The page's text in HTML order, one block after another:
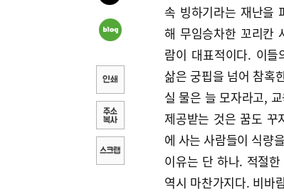
속 빙하기라는 재난을
해 무임승차한 꼬리칸
람이 대표적이다. 이들
삶은 궁핍을 넘어 참혹
실 물은 늘 모자라고,
제공받는 것은 꿈도 꾸
에 사는 사람들이 식량
이유는 단 하나. 적절
역시 마찬가지다. 비바